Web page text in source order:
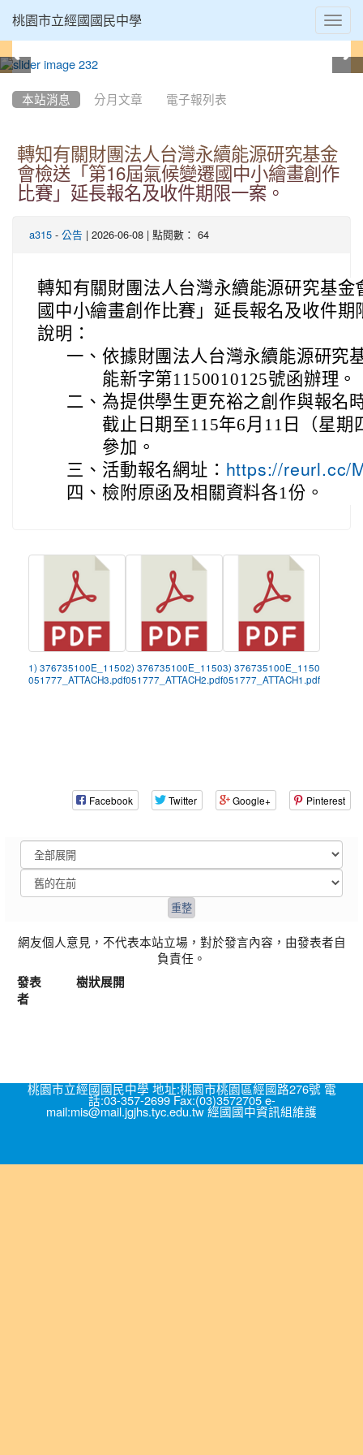
桃園市立經國國民中學
本站消息 分月文章 電子報列表
轉知有關財團法人台灣永續能源研究基金
會檢送「第16屆氣候變遷國中小繪畫創作
比賽」延長報名及收件期限一案。
a315 - 公告 | 2026-06-08 | 點閱數： 64
轉知有關財團法人台灣永續能源研究基金
國中小繪畫創作比賽」延長報名及收件期
說明：
一、 依據財團法人台灣永續能源研究
能新字第1150010125號函辦理。
二、 為提供學生更充裕之創作與報名
截止日期至115年6月11日（星期
參加。
三、 活動報名網址： https://reurl.cc/
四、 檢附原函及相關資料各1份。
1) 376735100E_1150
051777_ATTACH3.pdf
2) 376735100E_1150
051777_ATTACH2.pdf
3) 376735100E_1150
051777_ATTACH1.pdf
Facebook Twitter Google+ Pinterest
網友個人意見，不代表本站立場，對於發言內容，由發表者自
負責任。
發表
者
樹狀展開
桃園市立經國國民中學 地址:桃園市桃園區經國路276號 電
話:03-357-2699 Fax:(03)3572705 e-
mail:mis@mail.jgjhs.tyc.edu.tw 經國國中資訊組維護